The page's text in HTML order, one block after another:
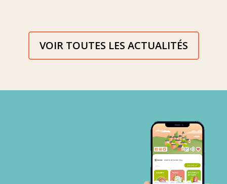
VOIR TOUTES LES ACTUALITÉS